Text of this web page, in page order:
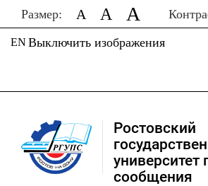
Размер: A A A
Выключить изображения
EN
Ростовский
университет
сообщения